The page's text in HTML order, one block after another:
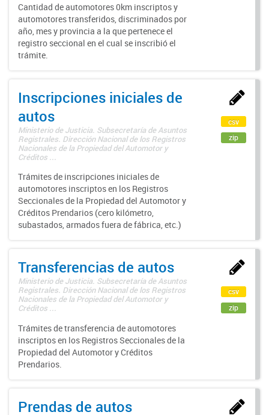
Cantidad de automotores 0km inscriptos y
automotores transferidos, discriminados por
año, mes y provincia a la que pertenece el
registro seccional en el cual se inscribió el
trámite.
Inscripciones iniciales de
autos
Ministerio de Justicia. Subsecretaría de Asuntos
Registrales. Dirección Nacional de los Registros
Nacionales de la Propiedad del Automotor y
Créditos ...
Trámites de inscripciones iniciales de
automotores inscriptos en los Registros
Seccionales de la Propiedad del Automotor y
Créditos Prendarios (cero kilómetro,
subastados, armados fuera de fábrica, etc.)
csv
zip
Transferencias de autos
Ministerio de Justicia. Subsecretaría de Asuntos
Registrales. Dirección Nacional de los Registros
Nacionales de la Propiedad del Automotor y
Créditos ...
Trámites de transferencia de automotores
inscriptos en los Registros Seccionales de la
Propiedad del Automotor y Créditos
Prendarios.
csv
zip
Prendas de autos